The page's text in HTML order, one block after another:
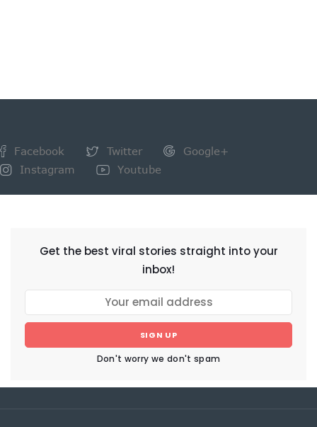
Facebook Twitter
Google+
Instagram
Youtube
Get the best viral stories straight into your
inbox!
SIGN UP
Don't worry we don't spam